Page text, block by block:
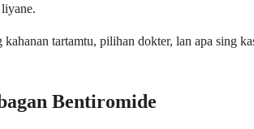
tartamtu, pilihan dokter, lan apa sing
Bentiromide